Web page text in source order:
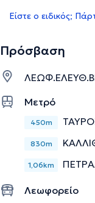
Είστε ο ειδικός;
Πρόσβαση
Μετρό
450m
830m
1,06km
Λεωφορείο